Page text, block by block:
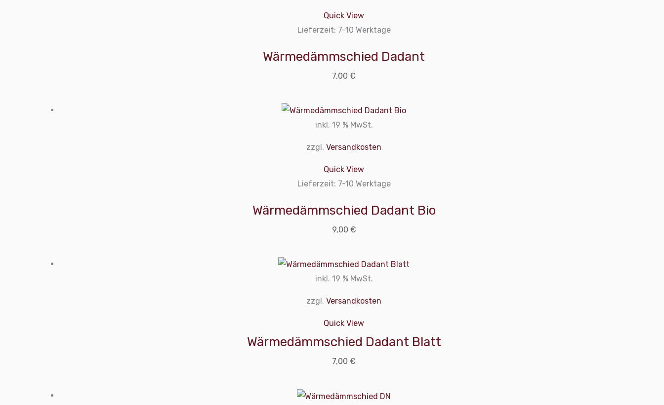
Quick View
Lieferzeit: 7-10 Werktage
Wärmedämmschied Dadant
7,00 €
inkl. 19 % MwSt.
zzgl. Versandkosten
Quick View
Lieferzeit: 7-10 Werktage
Wärmedämmschied Dadant Bio
9,00 €
inkl. 19 % MwSt.
zzgl. Versandkosten
Quick View
Wärmedämmschied Dadant Blatt
7,00 €